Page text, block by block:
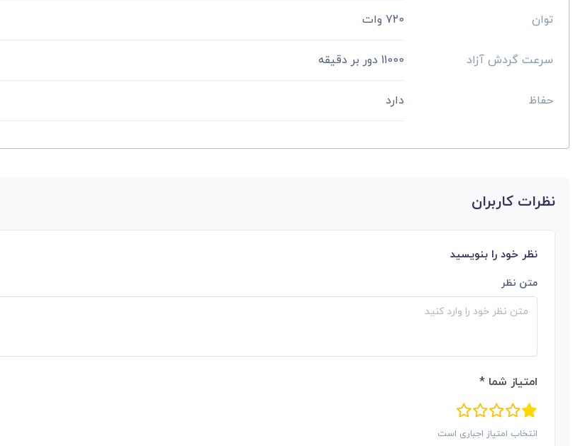
توان 720 وات
سرعت گردش آزاد 11000 دور بر دقیقه
حفاظ دارد
نظرات کاربران
نظر خود را بنویسید
متن نظر
امتیاز شما *
انتخاب امتیاز اجباری است